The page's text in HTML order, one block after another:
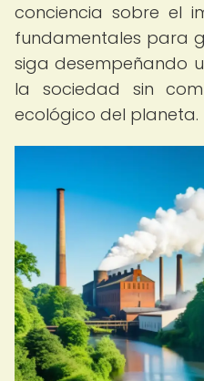
conciencia sobre el
fundamentales para
siga desempeñando
la sociedad sin
ecológico del planeta.